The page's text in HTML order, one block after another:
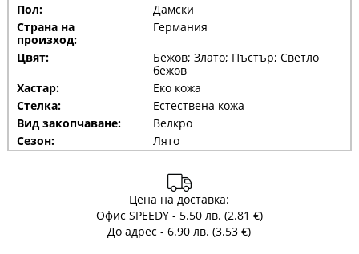
Пол:
Дамски
Страна на
произход:
Германия
Цвят:
Бежов; Злато; Пъстър; Светло
бежов
Хастар:
Еко кожа
Стелка:
Естествена кожа
Вид закопчаване:
Велкро
Сезон:
Лято
Цена на доставка:
Офис SPEEDY - 5.50 лв. (2.81 €)
До адрес - 6.90 лв. (3.53 €)